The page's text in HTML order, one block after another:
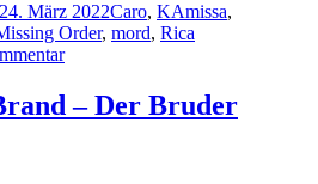
24. März 2022Caro, KAmissa,
Order, mord, Rica
zu
Frank
Kodiak
– Der Bruder